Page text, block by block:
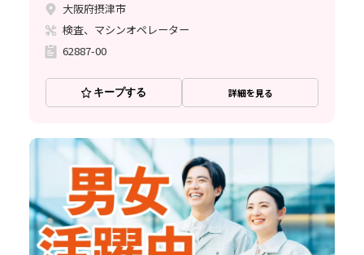
大阪府摂津市
検査、マシンオペレーター
62887-00
キープする 詳細を見る